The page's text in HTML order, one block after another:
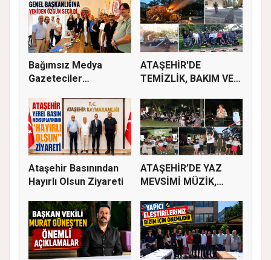
Bağımsız Medya
Gazeteciler
ATAŞEHİR'DE
TEMİZLİK, BAKIM VE
Ataşehir Basınından
Hayırlı Olsun Ziyareti
ATAŞEHİR’DE YAZ
MEVSİMİ MÜZİK,